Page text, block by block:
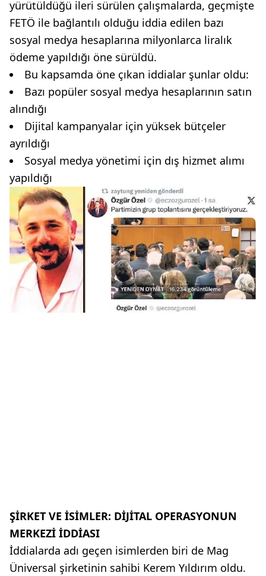
yürütüldüğü ileri sürülen çalışmalarda, geçmişte
FETÖ ile bağlantılı olduğu iddia edilen bazı
sosyal medya hesaplarına milyonlarca liralık
ödeme yapıldığı öne sürüldü.
Bu kapsamda öne çıkan iddialar şunlar oldu:
Bazı popüler sosyal medya hesaplarının satın
alındığı
Dijital kampanyalar için yüksek bütçeler
ayrıldığı
Sosyal medya yönetimi için dış hizmet alımı
yapıldığı
ŞİRKET VE İSİMLER: DİJİTAL OPERASYONUN
MERKEZİ İDDİASI
İddialarda adı geçen isimlerden biri de Mag
Üniversal şirketinin sahibi Kerem Yıldırım oldu.